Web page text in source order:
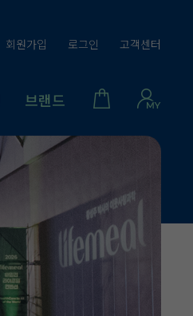
회원가입 로그인 고객센터
브랜드